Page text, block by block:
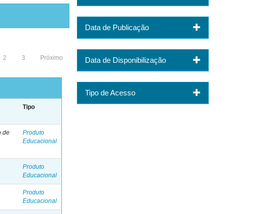
2 3 Próximo
Tipo
de
Produto
Educacional
Produto
Educacional
Produto
Educacional
Data de Publicação
Data de Disponibilização
Tipo de Acesso